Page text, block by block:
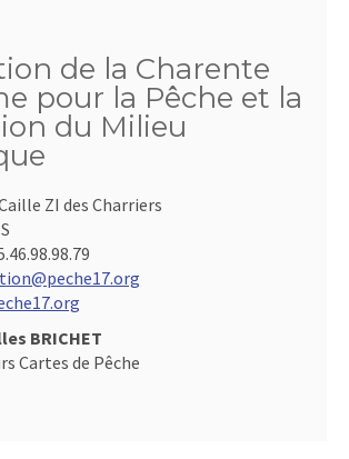
de la Charente
pour la Pêche et la
du Milieu
ZI des Charriers
BRICHET
Cartes de Pêche